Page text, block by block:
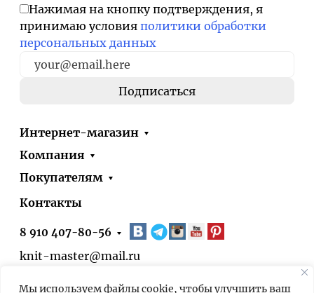
Мы используем файлы cookie, чтобы улучшить ваш
Нажимая на кнопку подтверждения, я
принимаю условия политики обработки
персональных данных
Интернет-магазин
Компания
Покупателям
Контакты
8 910 407-80-56
knit-master@mail.ru
* 24/7 – оформить заказ на сайте можно